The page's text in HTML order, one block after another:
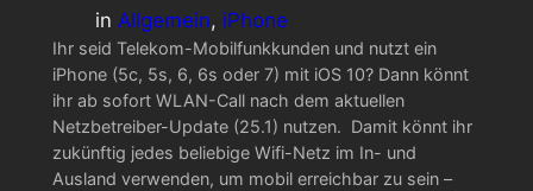
in Allgemein, iPhone
Ihr seid Telekom-Mobilfunkkunden und nutzt ein
iPhone (5c, 5s, 6, 6s oder 7) mit iOS 10? Dann könnt
ihr ab sofort WLAN-Call nach dem aktuellen
Netzbetreiber-Update (25.1) nutzen. Damit könnt ihr
zukünftig jedes beliebige Wifi-Netz im In- und
Ausland verwenden, um mobil erreichbar zu sein –